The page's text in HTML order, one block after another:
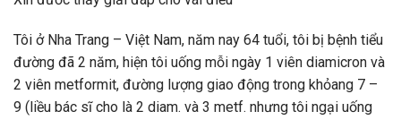
Tôi ở Nha Trang – Việt Nam, năm nay 64 tuổi, tôi bị bệnh tiểu
đường đã 2 năm, hiện tôi uống mỗi ngày 1 viên diamicron và
2 viên metformit, đường lượng giao động trong khỏang 7 –
9 (liều bác sĩ cho là 2 diam. và 3 metf. nhưng tôi ngại uống